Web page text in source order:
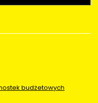
budżetowych